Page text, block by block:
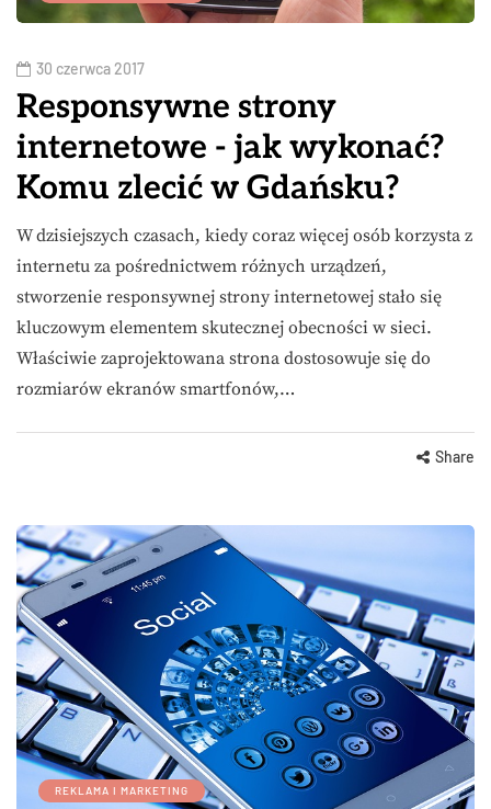
30 czerwca 2017
Responsywne strony
internetowe - jak wykonać?
Komu zlecić w Gdańsku?
W dzisiejszych czasach, kiedy coraz więcej osób korzysta z
internetu za pośrednictwem różnych urządzeń,
stworzenie responsywnej strony internetowej stało się
kluczowym elementem skutecznej obecności w sieci.
Właściwie zaprojektowana strona dostosowuje się do
rozmiarów ekranów smartfonów,…
Share
REKLAMA I MARKETING